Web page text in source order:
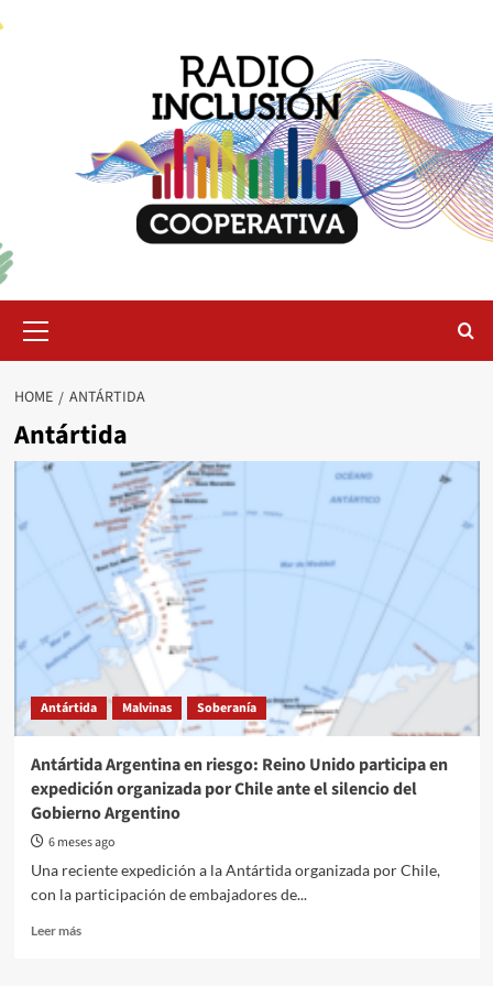
Menu
HOME ANTÁRTIDA
Antártida
Antártida Malvinas Soberanía
Antártida Argentina en riesgo: Reino Unido participa en
expedición organizada por Chile ante el silencio del
Gobierno Argentino
6 meses ago
Una reciente expedición a la Antártida organizada por Chile,
con la participación de embajadores de...
Leer másRead